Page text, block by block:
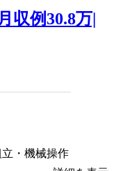
収例30.8万|
・機械操作